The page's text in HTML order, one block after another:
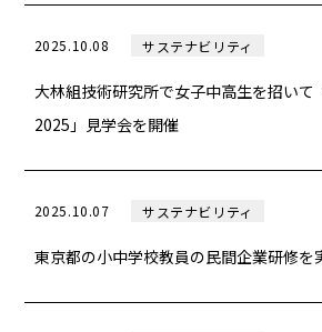
2025.10.08 サステナビリティ
大林組技術研究所で女子中高生を招いて
2025」見学会を開催
2025.10.07 サステナビリティ
東京都の小中学校教員の民間企業研修を